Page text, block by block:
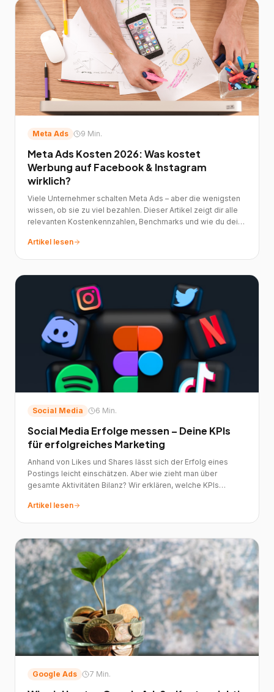
Meta Ads 9 Min.
Meta Ads Kosten 2026: Was kostet
Werbung auf Facebook & Instagram
wirklich?
Viele Unternehmer schalten Meta Ads – aber die wenigsten
wissen, ob sie zu viel bezahlen. Dieser Artikel zeigt dir alle
relevanten Kostenkennzahlen, Benchmarks und wie du dein
Artikel lesen
Social Media 6 Min.
Social Media Erfolge messen – Deine KPIs
für erfolgreiches Marketing
Anhand von Likes und Shares lässt sich der Erfolg eines
Postings leicht einschätzen. Aber wie zieht man über
gesamte Aktivitäten Bilanz? Wir erklären, welche KPIs
Artikel lesen
Google Ads 7 Min.